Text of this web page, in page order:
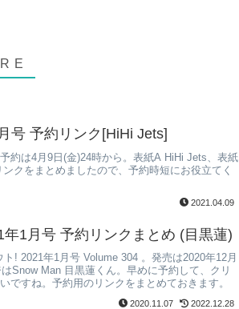
号 予約リンク[HiHi Jets]
約は4月9日(金)24時から。表紙A HiHi Jets、表紙
クをまとめましたので、予約時短にお役立てく
2021.04.09
1月号 予約リンクまとめ (目黒蓮)
! 2021年1月号 Volume 304 。発売は2020年12月
Snow Man 目黒蓮くん。早めに予約して、クリ
ですね。予約用のリンクをまとめておきます。
2020.11.07 2022.12.28